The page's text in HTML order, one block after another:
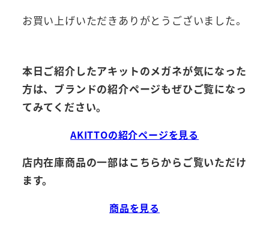
お買い上げいただきありがとうございました。
本日ご紹介したアキットのメガネが気になった
方は、ブランドの紹介ページもぜひご覧になっ
てみてください。
AKITTOの紹介ページを見る
店内在庫商品の一部はこちらからご覧いただけ
ます。
商品を見る